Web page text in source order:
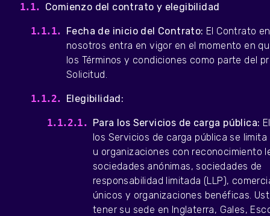
Comienzo del contrato y elegibilidad
Fecha de inicio del Contrato: El Contrato
nosotros entra en vigor en el momento en
los Términos y condiciones como parte del
Solicitud.
Elegibilidad:
Para los Servicios de carga pública:
los Servicios de carga pública se limita
u organizaciones con reconocimiento
sociedades anónimas, sociedades de
responsabilidad limitada (LLP),
únicos y organizaciones benéficas.
tener su sede en Inglaterra, Gales,